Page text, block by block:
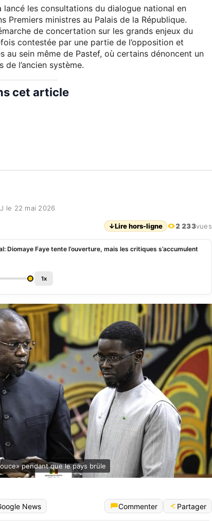
lancé les consultations du dialogue national en
Premiers ministres au Palais de la République.
de concertation sur les grands enjeux du
contestée par une partie de l’opposition et
au sein même de Pastef, où certains dénoncent un
l’ancien système.
cet article
le 22 mai 2026
↓Lire hors-ligne 2 233vues
Diomaye Faye tente l’ouverture, mais les critiques s’accumulent
1x
pendant que le pays brüle
News Commenter Partager